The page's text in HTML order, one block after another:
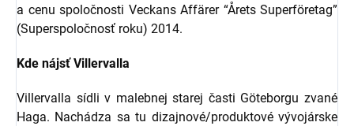
a cenu spoločnosti Veckans Affärer “Årets Superföretag”
(Superspoločnosť roku) 2014.
Kde nájsť Villervalla
Villervalla sídli v malebnej starej časti Göteborgu zvané
Haga. Nachádza sa tu dizajnové/produktové vývojárske